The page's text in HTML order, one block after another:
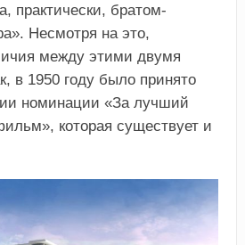
практически, братом-
Несмотря на это,
между этими двумя
в 1950 году было принято
номинации «За лучший
которая существует и